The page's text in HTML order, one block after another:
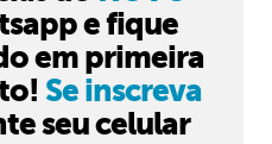
e fique
em primeira
Se inscreva
seu celular